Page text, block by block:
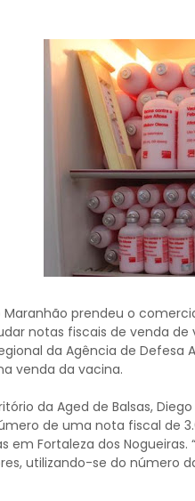
Maranhão prendeu o
notas fiscais de venda
da Agência de
venda da vacina.
da Aged de Balsas,
de uma nota fiscal de
em Fortaleza dos
utilizando-se do número